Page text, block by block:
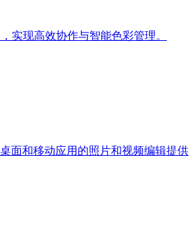
实现高效协作与智能色彩管理。
面和移动应用的照片和视频编辑提供